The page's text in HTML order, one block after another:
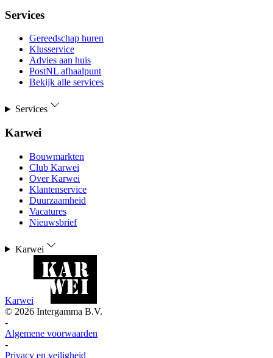
Services
Gereedschap huren
Klusservice
Advies aan huis
PostNL afhaalpunt
Bekijk alle services
Services
Karwei
Bouwmarkten
Club Karwei
Over Karwei
Klantenservice
Duurzaamheid
Vacatures
Nieuwsbrief
Karwei
Karwei
© 2026 Intergamma B.V.
-
Algemene voorwaarden
-
Privacy en veiligheid